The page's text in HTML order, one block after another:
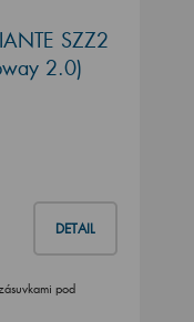
SZZ2
2.0)
DETAIL
pod